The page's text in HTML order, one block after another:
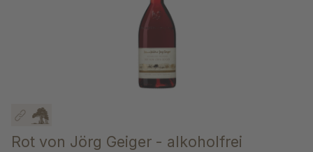
Rot von Jörg Geiger - alkoholfrei